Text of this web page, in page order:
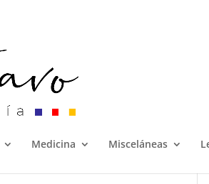
Medicina Misceláneas